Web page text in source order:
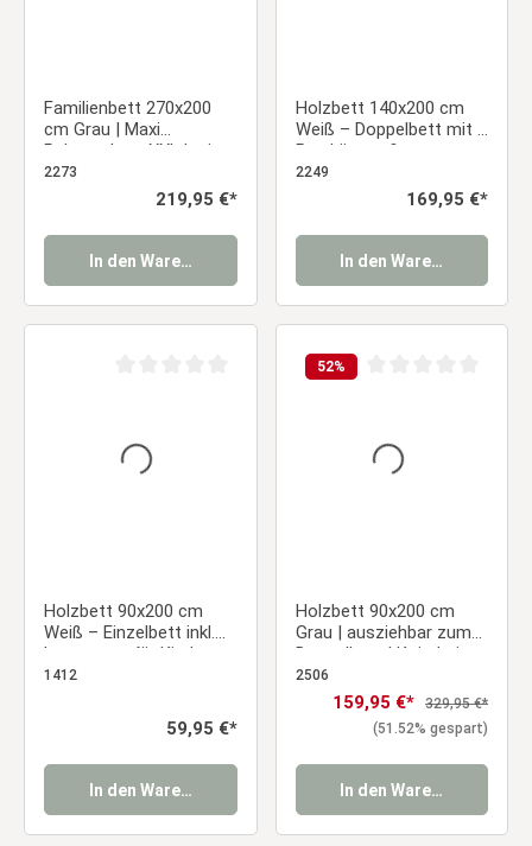
Familienbett 270x200
cm Grau | Maxi
Palettenbett XXL | mit
Lattenrost | Holz | auch
einzeln stellbar
2273
Regulärer Preis:
219,95 €*
In den Warenkorb
Holzbett 140x200 cm
Weiß – Doppelbett mit 2
Bettkästen &
Lattenrost
2249
Regulärer Preis:
169,95 €*
In den Warenkorb
Holzbett 90x200 cm
Weiß – Einzelbett inkl.
Lattenrost für Kinder-,
Jugend- & Gästezimmer
1412
Regulärer Preis:
59,95 €*
In den Warenkorb
52%
Holzbett 90x200 cm
Grau | ausziehbar zum
Doppelbett | Koje |mit
Lattenrost | Duo-Bett
kombinierbar
Verwandlungsbett
Multifunktionsbett
2506
Verkaufspreis:
159,95 €* Regulärer Preis:
329,95 €*
(51.52% gespart)
In den Warenkorb